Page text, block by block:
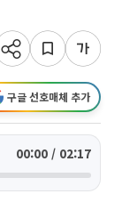
구글 선호매체 추가
00:00 / 02:17